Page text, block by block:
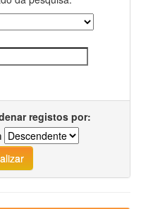
registos por: